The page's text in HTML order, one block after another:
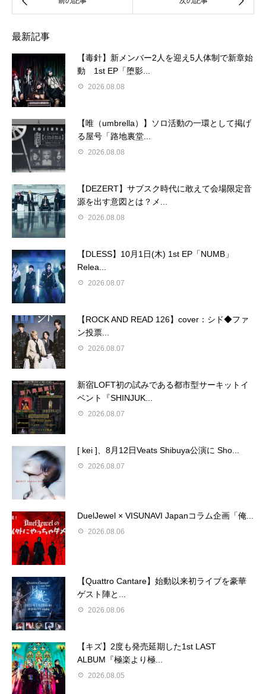
最新記事
【毒針】新メンバー2人を迎え5人体制で新章始
動 1st EP「堕影...
2026.08.08
【唯（umbrella）】ソロ活動の一環として掲げ
る屋号「路地裏堂...
2026.08.08
【DEZERT】サブスク時代に敢えて会場限定音
源を出す意図とは？メ...
2026.08.08
【DLESS】10月1日(木) 1st EP「NUMB」
Relea...
2026.08.07
【ROCK AND READ 126】cover：シド◆ファ
ン投票...
2026.08.07
新宿LOFT初の試みである都市型サーキットイ
ベント『SHINJUK...
2026.08.07
[ kei ]、8月12日Veats Shibuya公演に Sho...
2026.08.07
DuelJewel × VISUNAVI Japanコラム企画「俺...
2026.08.06
【Quattro Cantare】始動以来初ライブを豪華
ゲスト陣と...
2026.08.06
【キズ】2度も発売延期した1st LAST
ALBUM『極楽より極...
2026.08.05